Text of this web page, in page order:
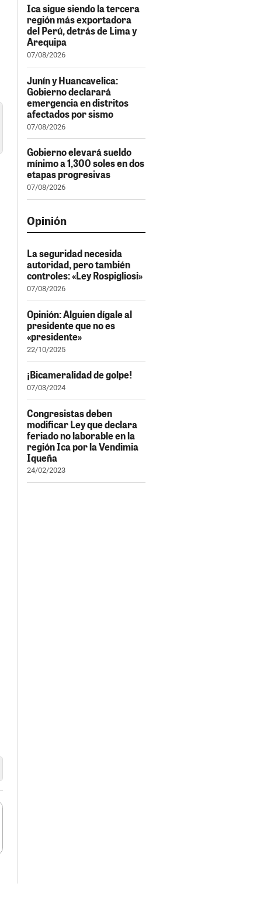
Ica sigue siendo la tercera
región más exportadora
del Perú, detrás de Lima y
Arequipa
07/08/2026
Junín y Huancavelica:
Gobierno declarará
emergencia en distritos
afectados por sismo
07/08/2026
Gobierno elevará sueldo
mínimo a 1,300 soles en dos
etapas progresivas
07/08/2026
Opinión
La seguridad necesida
autoridad, pero también
controles: «Ley Rospigliosi»
07/08/2026
Opinión: Alguien dígale al
presidente que no es
«presidente»
22/10/2025
¡Bicameralidad de golpe!
07/03/2024
Congresistas deben
modificar Ley que declara
feriado no laborable en la
región Ica por la Vendimia
Iqueña
24/02/2023